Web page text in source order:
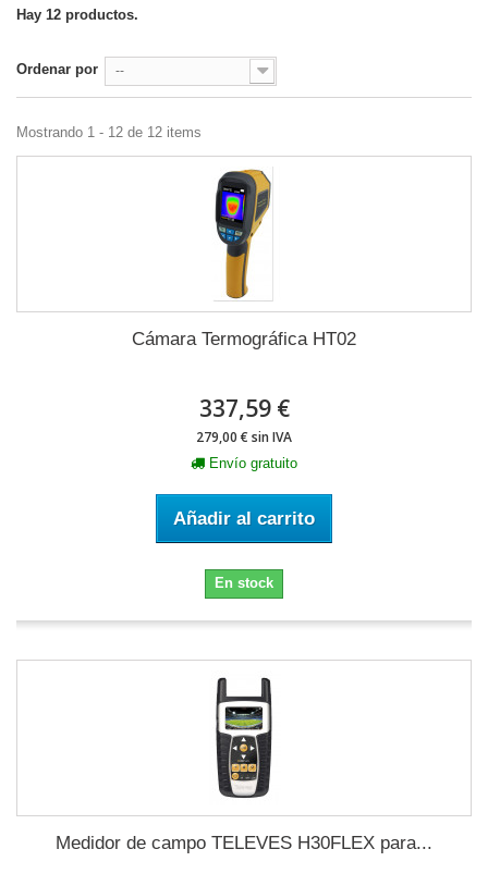
Hay 12 productos.
Ordenar por --
Mostrando 1 - 12 de 12 items
Cámara Termográfica HT02
337,59 €
279,00 € sin IVA
Envío gratuito
Añadir al carrito
En stock
Medidor de campo TELEVES H30FLEX para...